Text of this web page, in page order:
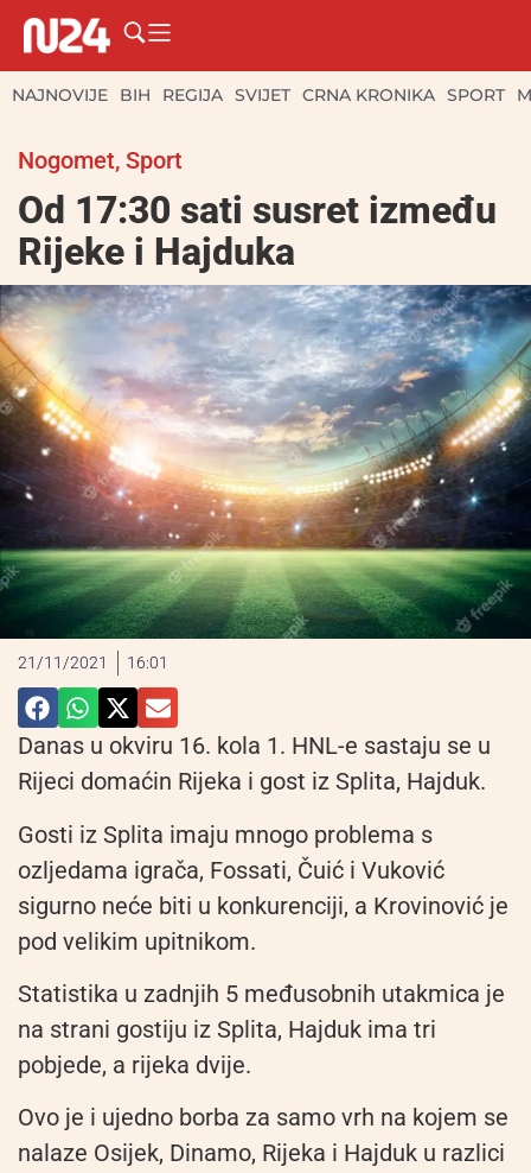
NAJNOVIJE BIH REGIJA SVIJET CRNA KRONIKA SPORT
Nogomet, Sport
Od 17:30 sati susret između
Rijeke i Hajduka
21/11/2021 16:01
Danas u okviru 16. kola 1. HNL-e sastaju se u
Rijeci domaćin Rijeka i gost iz Splita, Hajduk.
Gosti iz Splita imaju mnogo problema s
ozljedama igrača, Fossati, Čuić i Vuković
sigurno neće biti u konkurenciji, a Krovinović je
pod velikim upitnikom.
Statistika u zadnjih 5 međusobnih utakmica je
na strani gostiju iz Splita, Hajduk ima tri
pobjede, a rijeka dvije.
Ovo je i ujedno borba za samo vrh na kojem se
nalaze Osijek, Dinamo, Rijeka i Hajduk u razlici